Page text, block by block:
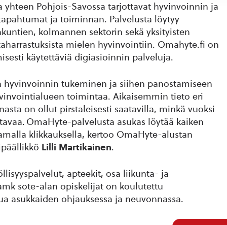
Pohjois-Savossa tarjottavat hyvinvoinnin ja
ja toiminnan. Palvelusta löytyy
kolmannen sektorin sekä yksityisten
mielen hyvinvointiin. Omahyte.fi on
käytettäviä digiasioinnin palveluja.
hyvinvoinnin tukeminen ja siihen panostamiseen
toimintaa. Aikaisemmin tieto eri
on ollut pirstaleisesti saatavilla, minkä vuoksi
OmaHyte-palvelusta asukas löytää kaiken
klikkauksella, kertoo OmaHyte-alustan
Lilli Martikainen.
apteekit, osa liikunta- ja
sote-alan opiskelijat on koulutettu
asukkaiden ohjauksessa ja neuvonnassa.